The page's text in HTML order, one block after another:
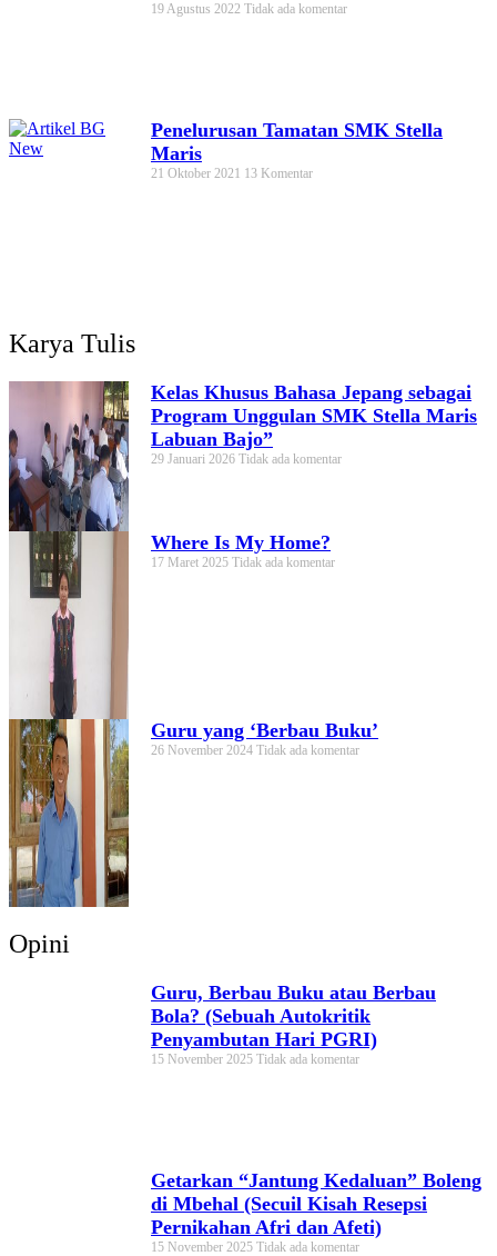
19 Agustus 2022 Tidak ada komentar
Penelurusan Tamatan SMK Stella
Maris
21 Oktober 2021 13 Komentar
Karya Tulis
Kelas Khusus Bahasa Jepang sebagai
Program Unggulan SMK Stella Maris
Labuan Bajo”
29 Januari 2026 Tidak ada komentar
Where Is My Home?
17 Maret 2025 Tidak ada komentar
Guru yang ‘Berbau Buku’
26 November 2024 Tidak ada komentar
Opini
Guru, Berbau Buku atau Berbau
Bola? (Sebuah Autokritik
Penyambutan Hari PGRI)
15 November 2025 Tidak ada komentar
Getarkan “Jantung Kedaluan” Boleng
di Mbehal (Secuil Kisah Resepsi
Pernikahan Afri dan Afeti)
15 November 2025 Tidak ada komentar